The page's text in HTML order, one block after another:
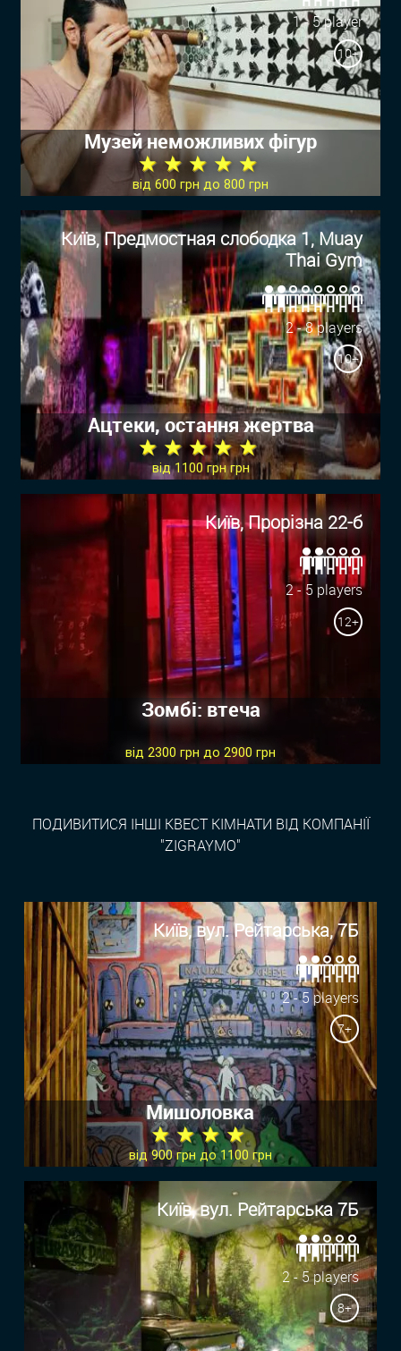
1 - 5 player
10+
Музей неможливих фігур
★ ★ ★ ★ ★
від 600 грн до 800 грн
Київ, Предмостная слободка 1, Muay
Thai Gym
2 - 8 players
10+
Ацтеки, остання жертва
★ ★ ★ ★ ★
від 1100 грн грн
Київ, Прорізна 22-б
2 - 5 players
12+
Зомбі: втеча
від 2300 грн до 2900 грн
ПОДИВИТИСЯ ІНШІ КВЕСТ КІМНАТИ ВІД КОМПАНІЇ
"ZIGRAYMO"
Київ, вул. Рейтарська, 7Б
2 - 5 players
7+
Мишоловка
★ ★ ★ ★
від 900 грн до 1100 грн
Київ, вул. Рейтарська 7Б
2 - 5 players
8+